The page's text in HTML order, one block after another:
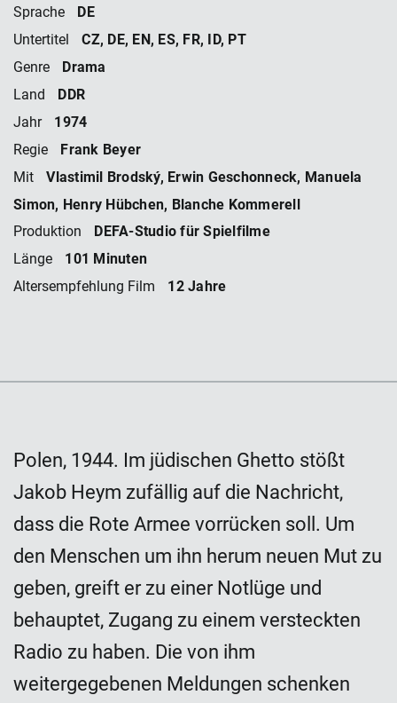
Sprache DE
Untertitel CZ, DE, EN, ES, FR, ID, PT
Genre Drama
Land DDR
Jahr 1974
Regie Frank Beyer
Mit
Vlastimil Brodský, Erwin Geschonneck, Manuela
Simon, Henry Hübchen, Blanche Kommerell
Produktion DEFA-Studio für Spielfilme
Länge 101 Minuten
Altersempfehlung Film 12 Jahre
Polen, 1944. Im jüdischen Ghetto stößt
Jakob Heym zufällig auf die Nachricht,
dass die Rote Armee vorrücken soll. Um
den Menschen um ihn herum neuen Mut zu
geben, greift er zu einer Notlüge und
behauptet, Zugang zu einem versteckten
Radio zu haben. Die von ihm
weitergegebenen Meldungen schenken